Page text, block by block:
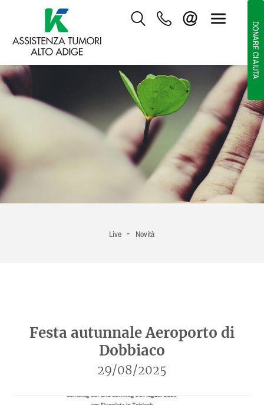
DONARE CI AIUTA
Live - Novità
Festa autunnale Aeroporto di
Dobbiaco
29/08/2025